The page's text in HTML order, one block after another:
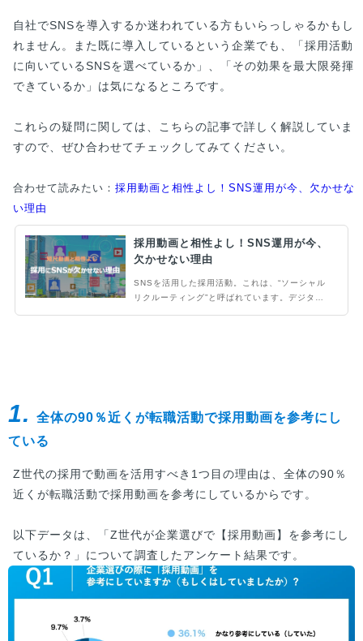
自社でSNSを導入するか迷われている方もいらっしゃるかもし
れません。また既に導入しているという企業でも、「採用活動
に向いているSNSを選べているか」、「その効果を最大限発揮
できているか」は気になるところです。
これらの疑問に関しては、こちらの記事で詳しく解説していま
すので、ぜひ合わせてチェックしてみてください。
合わせて読みたい： 採用動画と相性よし！SNS運用が今、欠かせな
い理由
採用動画と相性よし！SNS運用が今、
欠かせない理由
SNSを活用した採用活動。これは、“ソーシャル
リクルーティング”と呼ばれています。デジタル
1.
全体の90％近くが転職活動で採用動画を参考にし
ている
Z世代の採用で動画を活用すべき1つ目の理由は、全体の90％
近くが転職活動で採用動画を参考にしているからです。
以下データは、「Z世代が企業選びで【採用動画】を参考にし
ているか？」について調査したアンケート結果です。